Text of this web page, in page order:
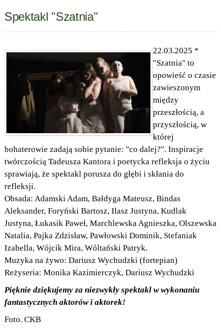
Spektakl "Szatnia"
22.03.2025 *
"Szatnia" to
opowieść o czasie
zawieszonym
między
przeszłością, a
przyszłością, w
której
bohaterowie zadają sobie pytanie: "co dalej?". Inspiracje
twórczością Tadeusza Kantora i poetycka refleksja o życiu
sprawiają, że spektakl porusza do głębi i skłania do
refleksji.
Obsada: Adamski Adam, Bałdyga Mateusz, Bindas
Aleksander, Foryński Bartosz, Ilasz Justyna, Kudlak
Justyna, Łukasik Paweł, Marchlewska Agnieszka, Olszewska
Natalia, Pajka Zdzisław, Pawłowski Dominik, Stefaniak
Izabella, Wójcik Mira, Wóltański Patryk.
Muzyka na żywo: Dariusz Wychudzki (fortepian)
Reżyseria: Monika Kazimierczyk, Dariusz Wychudzki
Pięknie dziękujemy za niezwykły spektakl w wykonaniu
fantastycznych aktorów i aktorek!
Foto. CKB